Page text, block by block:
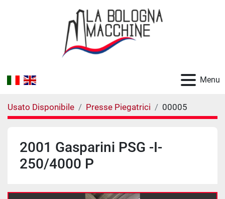
Menu
Usato Disponibile Presse Piegatrici 00005
2001 Gasparini PSG -I-
250/4000 P